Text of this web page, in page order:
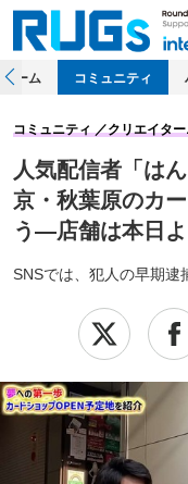
ホーム コミュニティ
人気配信者「は
京・秋葉原のカ
う―店舗は本日
SNSでは、犯人の早期逮
コミュニティ クリエイタ